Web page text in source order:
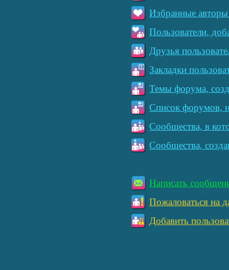
Избранные авторы
Пользователи,
Друзья
Закладки
Темы форума,
Список форумов,
Сообщества, в
Сообщества,
Написать
Пожаловаться на
Добавить